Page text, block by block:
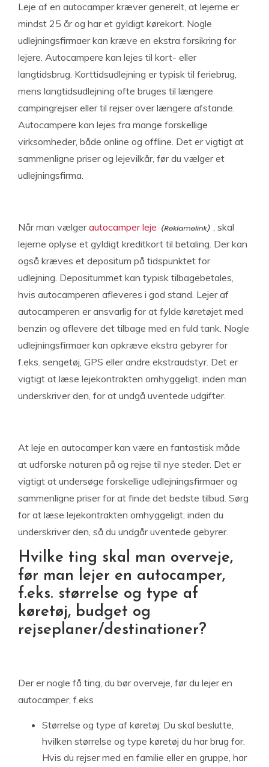
Leje af en autocamper kræver generelt, at lejerne er
mindst 25 år og har et gyldigt kørekort. Nogle
udlejningsfirmaer kan kræve en ekstra forsikring for
lejere. Autocampere kan lejes til kort- eller
langtidsbrug. Korttidsudlejning er typisk til feriebrug,
mens langtidsudlejning ofte bruges til længere
campingrejser eller til rejser over længere afstande.
Autocampere kan lejes fra mange forskellige
virksomheder, både online og offline. Det er vigtigt at
sammenligne priser og lejevilkår, før du vælger et
udlejningsfirma.
Når man vælgerautocamper leje
, skal
lejerne oplyse et gyldigt kreditkort til betaling. Der kan
også kræves et depositum på tidspunktet for
udlejning. Depositummet kan typisk tilbagebetales,
hvis autocamperen afleveres i god stand. Lejer af
autocamperen er ansvarlig for at fylde køretøjet med
benzin og aflevere det tilbage med en fuld tank. Nogle
udlejningsfirmaer kan opkræve ekstra gebyrer for
f.eks. sengetøj, GPS eller andre ekstraudstyr. Det er
vigtigt at læse lejekontrakten omhyggeligt, inden man
underskriver den, for at undgå uventede udgifter.
At leje en autocamper kan være en fantastisk måde
at udforske naturen på og rejse til nye steder. Det er
vigtigt at undersøge forskellige udlejningsfirmaer og
sammenligne priser for at finde det bedste tilbud. Sørg
for at læse lejekontrakten omhyggeligt, inden du
underskriver den, så du undgår uventede gebyrer.
Hvilke ting skal man overveje,
før man lejer en autocamper,
f.eks. størrelse og type af
køretøj, budget og
rejseplaner/destinationer?
Der er nogle få ting, du bør overveje, før du lejer en
autocamper, f.eks
Størrelse og type af køretøj: Du skal beslutte,
hvilken størrelse og type køretøj du har brug for.
Hvis du rejser med en familie eller en gruppe, har